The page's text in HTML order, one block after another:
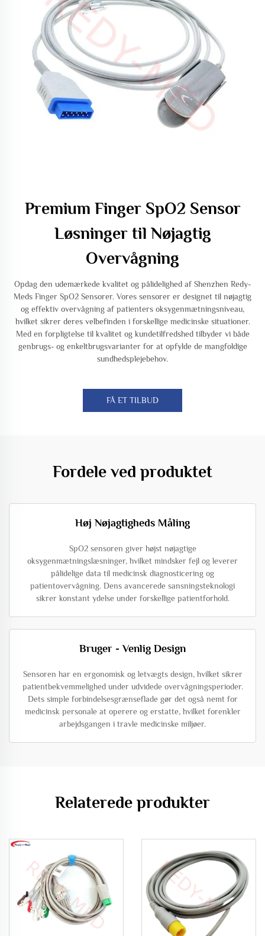
Premium Finger SpO2 Sensor
Løsninger til Nøjagtig
Overvågning
Opdag den udemærkede kvalitet og pålidelighed af Shenzhen Redy-
Meds Finger SpO2 Sensorer. Vores sensorer er designet til nøjagtig
og effektiv overvågning af patienters oksygenmætningsniveau,
hvilket sikrer deres velbefinden i forskellige medicinske situationer.
Med en forpligtelse til kvalitet og kundetilfredshed tilbyder vi både
genbrugs- og enkeltbrugsvarianter for at opfylde de mangfoldige
sundhedsplejebehov.
FÅ ET TILBUD
Fordele ved produktet
Høj Nøjagtigheds Måling
SpO2 sensoren giver højst nøjagtige
oksygenmætningslæsninger, hvilket mindsker fejl og leverer
pålidelige data til medicinsk diagnosticering og
patientovervågning. Dens avancerede sansningsteknologi
sikrer konstant ydelse under forskellige patientforhold.
Bruger - Venlig Design
Sensoren har en ergonomisk og letvægts design, hvilket sikrer
patientbekvemmelighed under udvidede overvågningsperioder.
Dets simple forbindelsesgrænseflade gør det også nemt for
medicinsk personale at operere og erstatte, hvilket forenkler
arbejdsgangen i travle medicinske miljøer.
Relaterede produkter